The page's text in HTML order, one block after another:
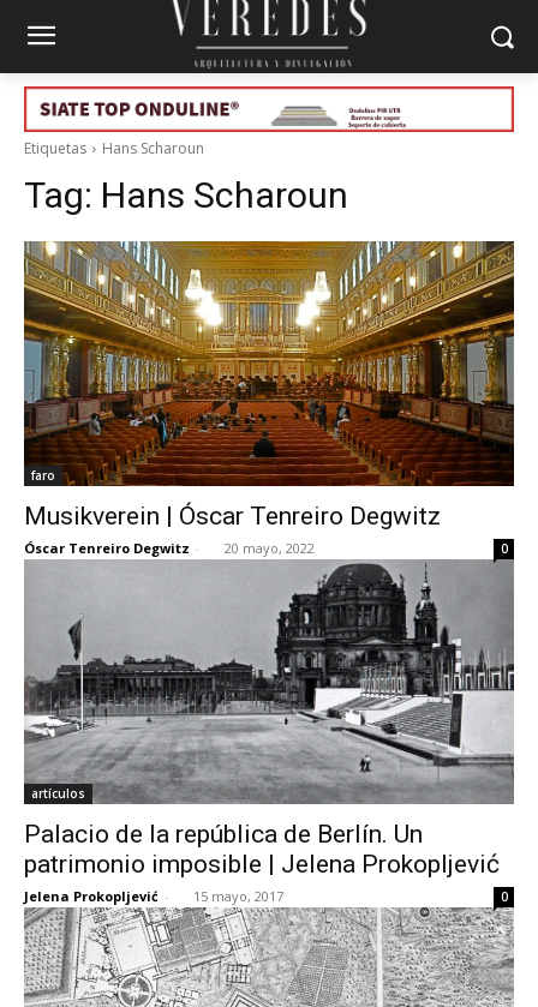
Etiquetas Hans Scharoun
Tag: Hans Scharoun
faro
Musikverein | Óscar Tenreiro Degwitz
Óscar Tenreiro Degwitz - 20 mayo, 2022 0
artículos
Palacio de la república de Berlín. Un
patrimonio imposible | Jelena Prokopljević
Jelena Prokopljević - 15 mayo, 2017 0